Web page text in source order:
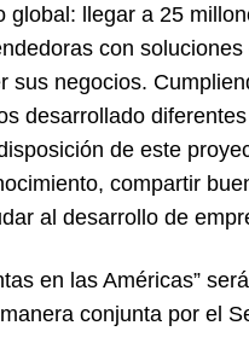
global: llegar a 25
con soluciones
sus negocios.
desarrollado
de este
compartir
al desarrollo de
en las Américas” será
conjunta por el